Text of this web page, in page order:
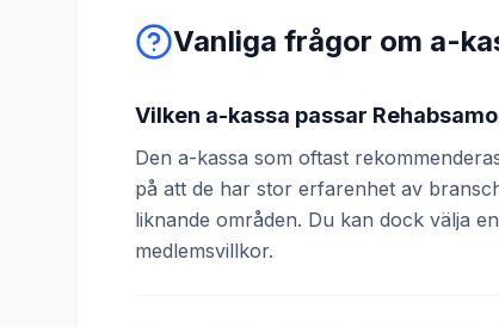
Vanliga frågor om a-
Vilken a-kassa passar
Den a-kassa som oftast
på att de har stor erfarenhet av
liknande områden. Du kan dock välja
medlemsvillkor.